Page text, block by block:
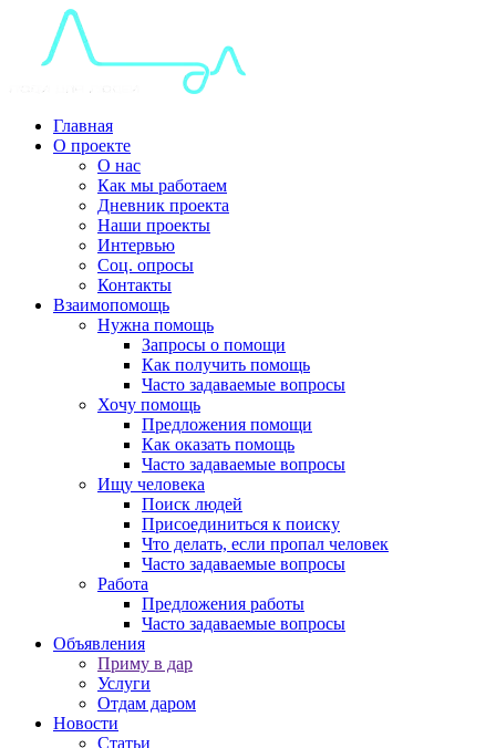
Главная
О проекте
О нас
Как мы работаем
Дневник проекта
Наши проекты
Интервью
Соц. опросы
Контакты
Взаимопомощь
Нужна помощь
Запросы о помощи
Как получить помощь
Часто задаваемые вопросы
Хочу помощь
Предложения помощи
Как оказать помощь
Часто задаваемые вопросы
Ищу человека
Поиск людей
Присоединиться к поиску
Что делать, если пропал человек
Часто задаваемые вопросы
Работа
Предложения работы
Часто задаваемые вопросы
Объявления
Приму в дар
Услуги
Отдам даром
Новости
Статьи